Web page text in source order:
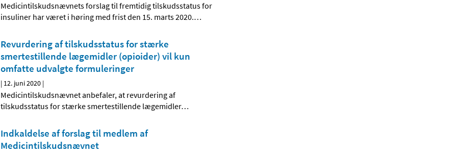
Medicintilskudsnævnets forslag til fremtidig tilskudsstatus for
insuliner har været i høring med frist den 15. marts 2020.…
Revurdering af tilskudsstatus for stærke
smertestillende lægemidler (opioider) vil kun
omfatte udvalgte formuleringer
| 12. juni 2020 |
Medicintilskudsnævnet anbefaler, at revurdering af
tilskudsstatus for stærke smertestillende lægemidler…
Indkaldelse af forslag til medlem af
Medicintilskudsnævnet